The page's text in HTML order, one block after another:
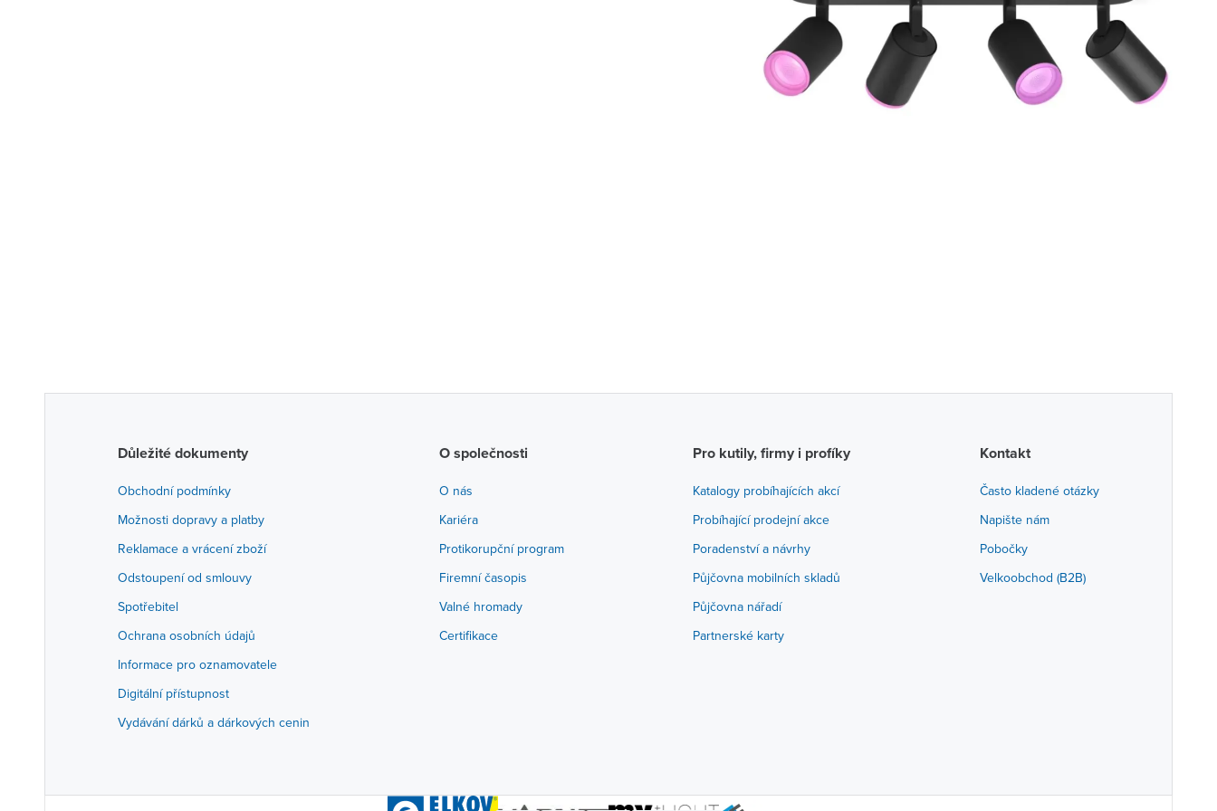
Důležité dokumenty
Obchodní podmínky
Možnosti dopravy a platby
Reklamace a vrácení zboží
Odstoupení od smlouvy
Spotřebitel
Ochrana osobních údajů
Informace pro oznamovatele
Digitální přístupnost
Vydávání dárků a dárkových cenin
O společnosti
O nás
Kariéra
Protikorupční program
Firemní časopis
Valné hromady
Certifikace
Pro kutily, firmy i profíky
Katalogy probíhajících akcí
Probíhající prodejní akce
Poradenství a návrhy
Půjčovna mobilních skladů
Půjčovna nářadí
Partnerské karty
Kontakt
Často kladené otázky
Napište nám
Pobočky
Velkoobchod (B2B)